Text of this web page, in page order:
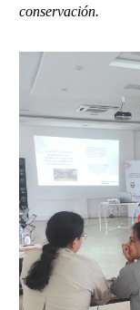
conservación.